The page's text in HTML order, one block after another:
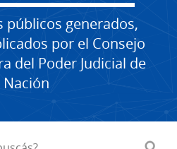
públicos generados,
por el Consejo
del Poder Judicial de
Nación